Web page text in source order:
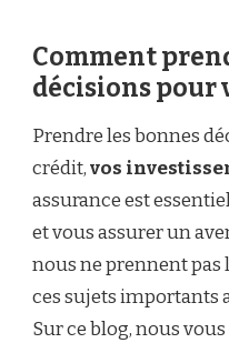
Comment
décisions pour
Prendre les bonnes
crédit,vos
assurance est
et vous assurer un
nous ne prennent pas
ces sujets importants
Sur ce blog, nous